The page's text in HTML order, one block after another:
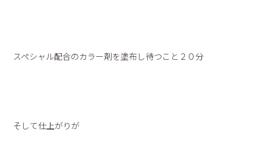
スペシャル配合のカラー剤を塗布し待つこと２０分
そして仕上がりが